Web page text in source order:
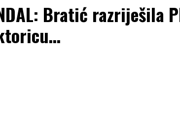
Bratić razriješila